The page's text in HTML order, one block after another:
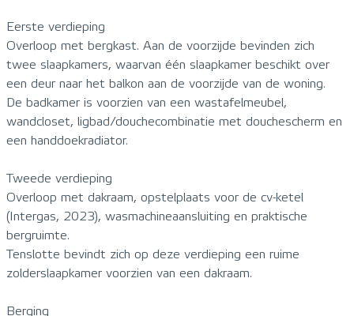
Eerste verdieping
Overloop met bergkast. Aan de voorzijde bevinden zich
twee slaapkamers, waarvan één slaapkamer beschikt over
een deur naar het balkon aan de voorzijde van de woning.
De badkamer is voorzien van een wastafelmeubel,
wandcloset, ligbad/douchecombinatie met douchescherm en
een handdoekradiator.
Tweede verdieping
Overloop met dakraam, opstelplaats voor de cv-ketel
(Intergas, 2023), wasmachineaansluiting en praktische
bergruimte.
Tenslotte bevindt zich op deze verdieping een ruime
zolderslaapkamer voorzien van een dakraam.
Berging